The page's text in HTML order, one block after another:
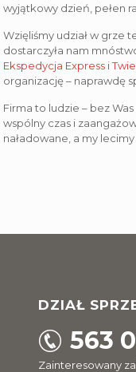
wyjątkowy dzień, pełen
Wzięliśmy udział w grze
dostarczyła nam
Ekspedycja Express i
organizację – naprawdę
Firma to ludzie – bez
wspólny czas i
naładowane, a my
DZIAŁ
563
Zainteresowany